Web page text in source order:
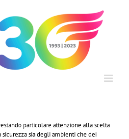
particolare attenzione alla scelta
sia degli ambienti che dei